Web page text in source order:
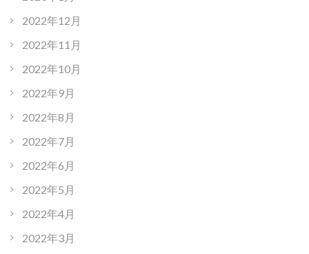
2022年12月
2022年11月
2022年10月
2022年9月
2022年8月
2022年7月
2022年6月
2022年5月
2022年4月
2022年3月